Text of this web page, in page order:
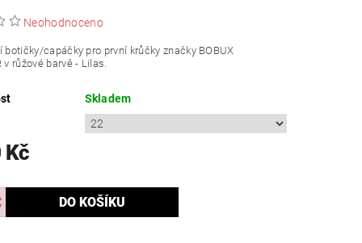
Neohodnoceno
botičky/capáčky pro první krůčky značky BOBUX
v růžové barvě - Lilas.
Skladem
Kč